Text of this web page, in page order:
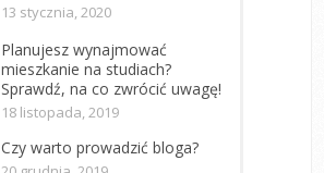
13 stycznia, 2020
Planujesz wynajmować
mieszkanie na studiach?
Sprawdź, na co zwrócić uwagę!
18 listopada, 2019
Czy warto prowadzić bloga?